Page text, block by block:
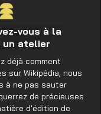
vous à la
un atelier
déjà comment
sur Wikipédia, nous
à ne pas sauter
de précieuses
d'édition de